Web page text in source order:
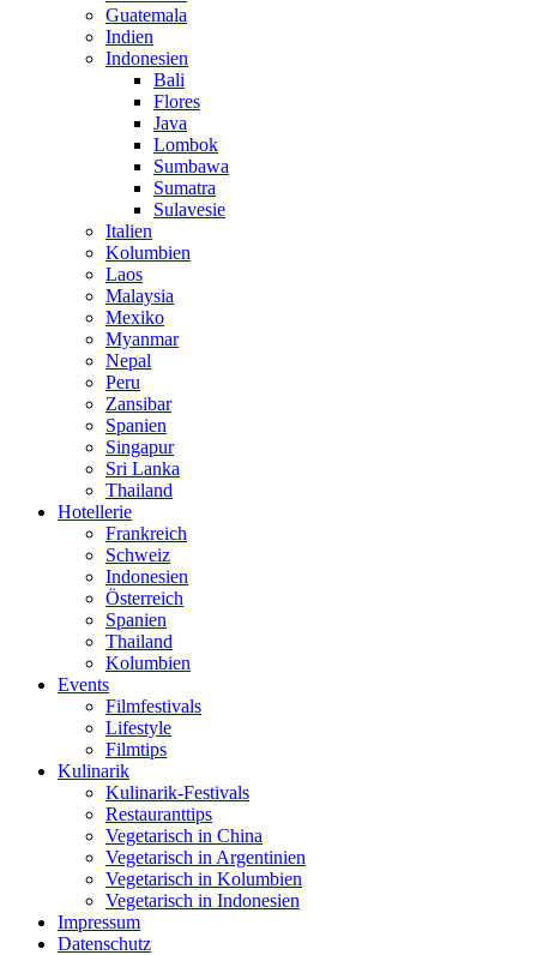
Guatemala
Indien
Indonesien
Bali
Flores
Java
Lombok
Sumbawa
Sumatra
Sulavesie
Italien
Kolumbien
Laos
Malaysia
Mexiko
Myanmar
Nepal
Peru
Zansibar
Spanien
Singapur
Sri Lanka
Thailand
Hotellerie
Frankreich
Schweiz
Indonesien
Österreich
Spanien
Thailand
Kolumbien
Events
Filmfestivals
Lifestyle
Filmtips
Kulinarik
Kulinarik-Festivals
Restauranttips
Vegetarisch in China
Vegetarisch in Argentinien
Vegetarisch in Kolumbien
Vegetarisch in Indonesien
Impressum
Datenschutz